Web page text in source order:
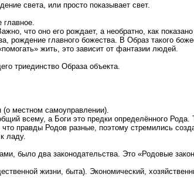
света, или просто показывает свет.
что оно его рождает, а необратно, как
рождение главного божества. В Образ такого
жить, это зависит от фантазии людей.
триединство Образа объекта.
местном самоуправлении).
всему, а Боги это предки определённого
правды Родов разные, поэтому стремились
ладу.
было два законодательства. Это «Родовые
жизни, быта). Экономический,